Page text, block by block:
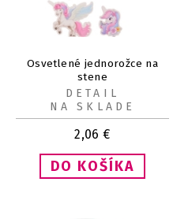
Osvetlené jednorožce na
stene
2,06 €
DETAIL
NA SKLADE